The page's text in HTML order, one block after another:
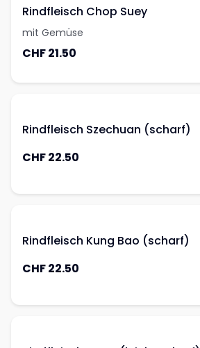
Rindfleisch Chop Suey
mit Gemüse
CHF 21.50
Rindfleisch Szechuan (scharf)
CHF 22.50
Rindfleisch Kung Bao (scharf)
CHF 22.50